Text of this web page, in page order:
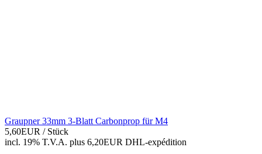
Graupner 33mm 3-Blatt Carbonprop für M4
5,60EUR / Stück
incl. 19% T.V.A. plus 6,20EUR DHL-expédition